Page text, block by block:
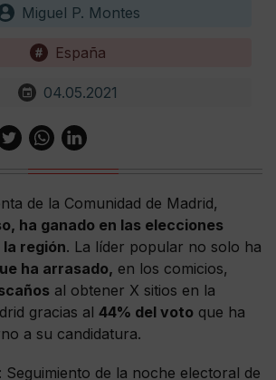
Miguel P. Montes
España
04.05.2021
de la Comunidad de Madrid,
ha ganado en las elecciones
región. La líder popular no solo ha
ha arrasado, en los comicios,
al obtener X sitios en la
gracias al 44% del voto que ha
a su candidatura.
: Seguimiento de la noche electoral de